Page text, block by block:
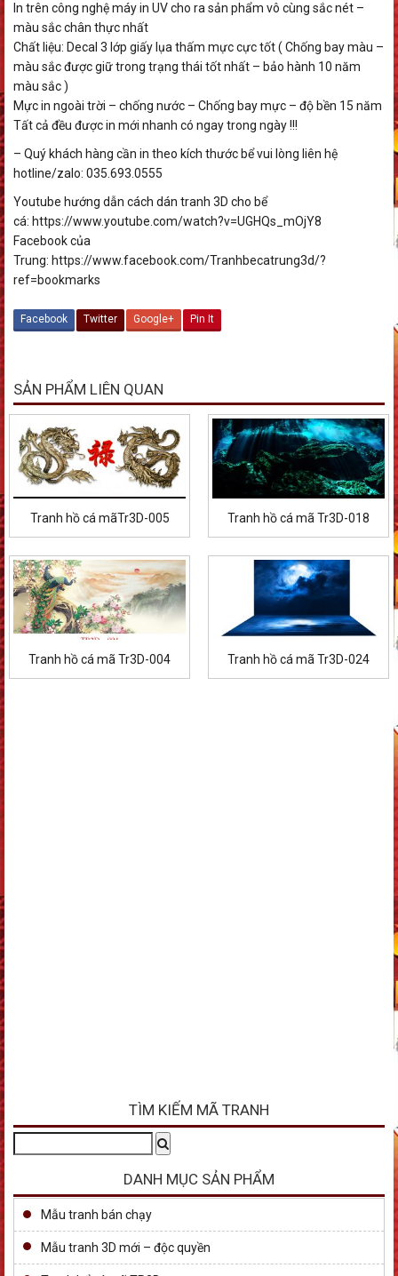
In trên công nghệ máy in UV cho ra sản phẩm vô cùng sắc nét –
màu sắc chân thực nhất
Chất liệu: Decal 3 lớp giấy lụa thấm mực cực tốt ( Chống bay màu –
màu sắc được giữ trong trạng thái tốt nhất – bảo hành 10 năm
màu sắc )
Mực in ngoài trời – chống nước – Chống bay mực – độ bền 15 năm
Tất cả đều được in mới nhanh có ngay trong ngày !!!
– Quý khách hàng cần in theo kích thước bể vui lòng liên hệ
hotline/zalo: 035.693.0555
Youtube hướng dẫn cách dán tranh 3D cho bể
cá: https://www.youtube.com/watch?v=UGHQs_mOjY8
Facebook của
Trung: https://www.facebook.com/Tranhbecatrung3d/?
ref=bookmarks
Facebook Twitter Google+ Pin It
SẢN PHẨM LIÊN QUAN
Tranh hồ cá mãTr3D-005 Tranh hồ cá mã Tr3D-018
Tranh hồ cá mã Tr3D-004 Tranh hồ cá mã Tr3D-024
TÌM KIẾM MÃ TRANH
DANH MỤC SẢN PHẨM
Mẫu tranh bán chạy
Mẫu tranh 3D mới – độc quyền